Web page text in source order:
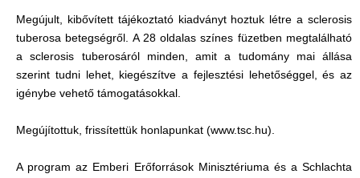
Megújult, kibővített tájékoztató kiadványt hoztuk létre a sclerosis
tuberosa betegségről. A 28 oldalas színes füzetben megtalálható
a sclerosis tuberosáról minden, amit a tudomány mai állása
szerint tudni lehet, kiegészítve a fejlesztési lehetőséggel, és az
igénybe vehető támogatásokkal.
Megújítottuk, frissítettük honlapunkat (www.tsc.hu).
A program az Emberi Erőforrások Minisztériuma és a Schlachta